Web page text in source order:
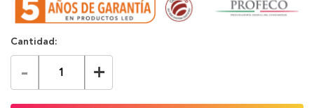
Cantidad:
- +